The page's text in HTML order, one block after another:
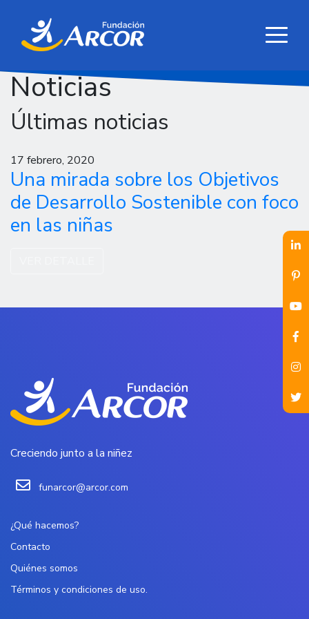
Noticias
Últimas noticias
17 febrero, 2020
Una mirada sobre los Objetivos
de Desarrollo Sostenible con foco
en las niñas
Creciendo junto a la niñez
funarcor@arcor.com
¿Qué hacemos?
Contacto
Quiénes somos
Términos y condiciones de uso.